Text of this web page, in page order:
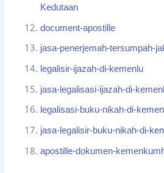
Kedutaan
document-apostille
jasa-penerjemah-tersumpah-
legalisir-ijazah-di-kemenlu
jasa-legalisasi-ijazah-di-
legalisasi-buku-nikah-di-
jasa-legalisir-buku-nikah-di-
apostille-dokumen-